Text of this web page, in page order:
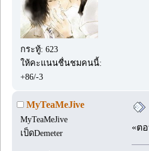
กระทู้: 623
ให้คะแนนชื่นชมคนนี้:
+86/-3
MyTeaMeJive
MyTeaMeJive
เป็ดDemeter
«ตอ